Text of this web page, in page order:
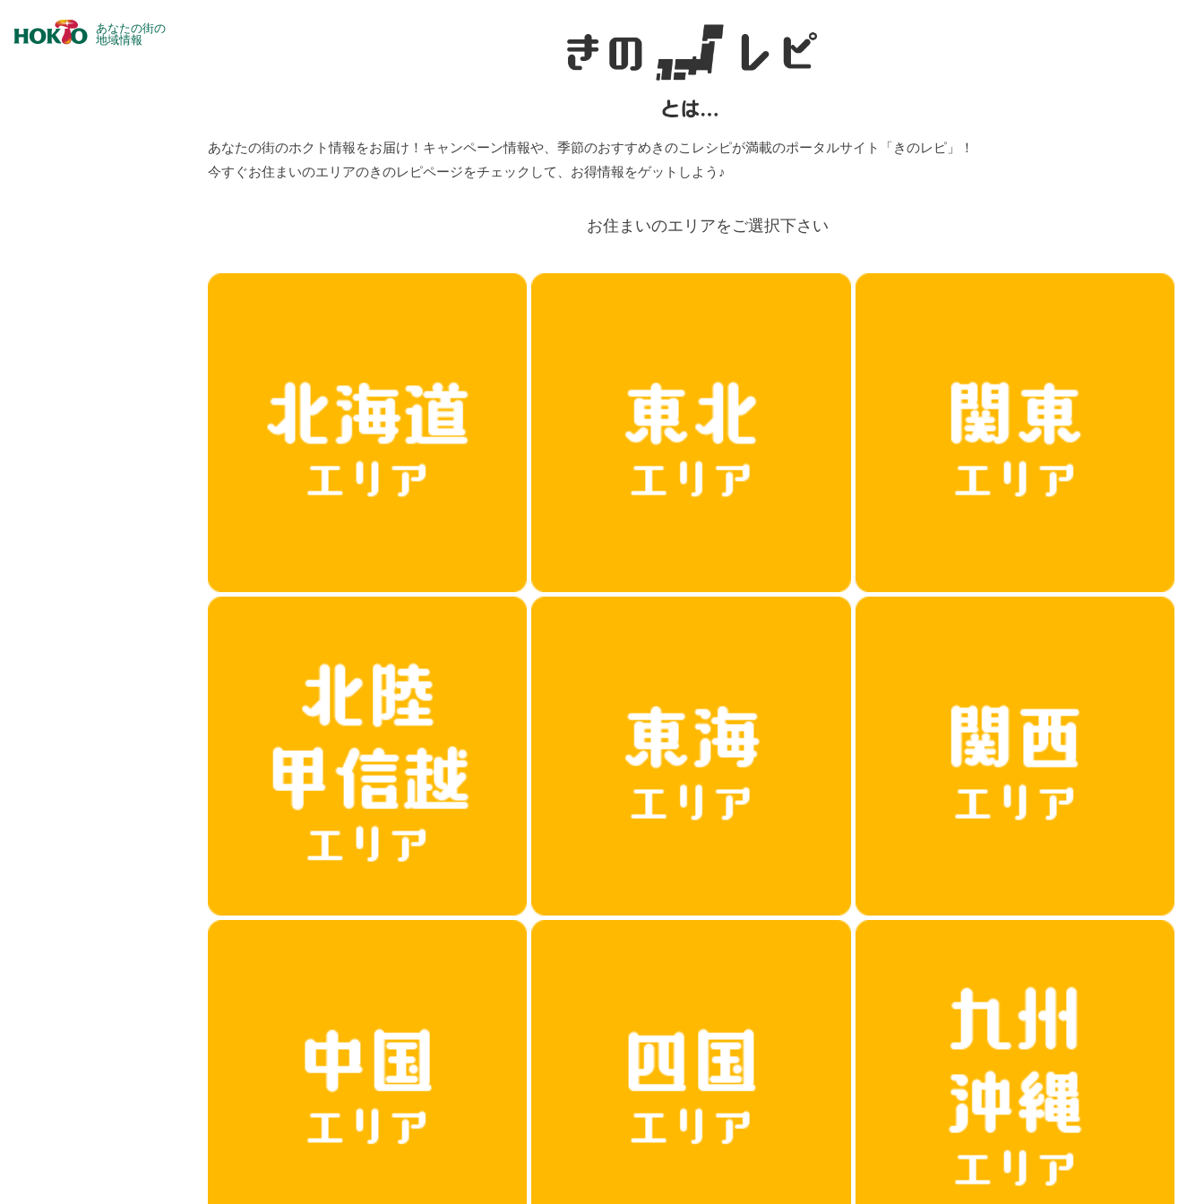
あなたの街の
地域情報
あなたの街のホクト情報をお届け！キャンペーン情報や、季節のおすすめきのこレシピが満載のポータルサイト「きのレピ」！
今すぐお住まいのエリアのきのレピページをチェックして、お得情報をゲットしよう♪
お住まいのエリアをご選択下さい